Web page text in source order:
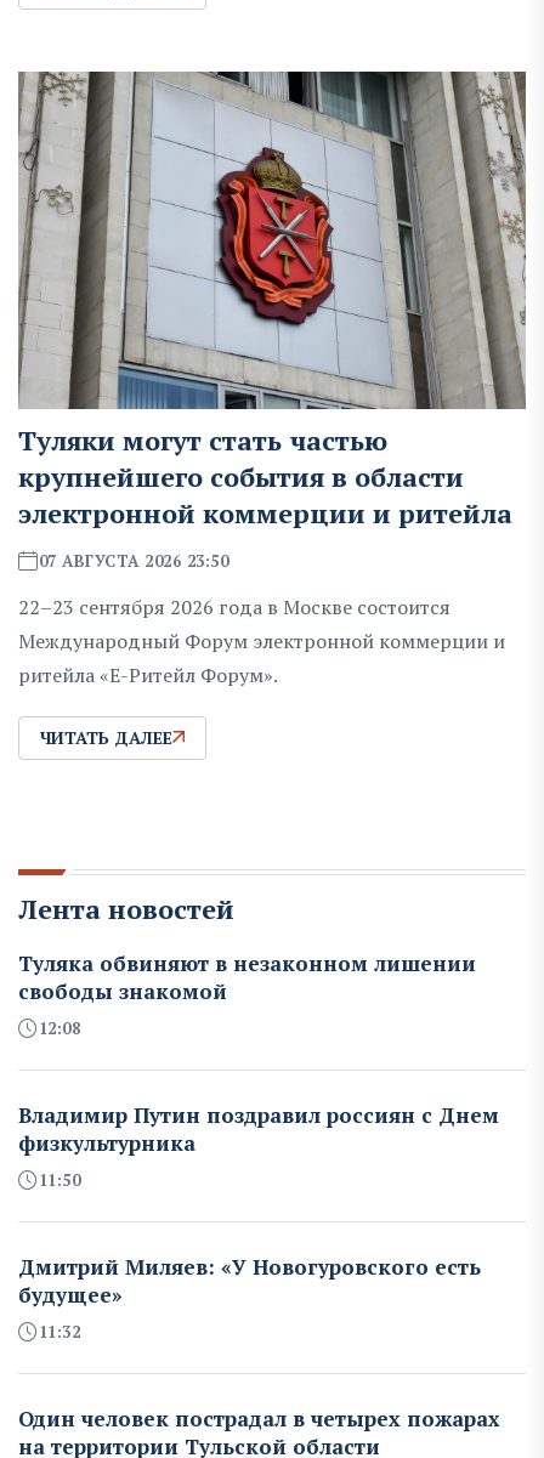
Туляки могут стать частью
крупнейшего события в области
электронной коммерции и ритейла
07 АВГУСТА 2026 23:50
22–23 сентября 2026 года в Москве состоится
Международный Форум электронной коммерции и
ритейла «Е-Ритейл Форум».
ЧИТАТЬ ДАЛЕЕ
Лента новостей
Туляка обвиняют в незаконном лишении
свободы знакомой
12:08
Владимир Путин поздравил россиян с Днем
физкультурника
11:50
Дмитрий Миляев: «У Новогуровского есть
будущее»
11:32
Один человек пострадал в четырех пожарах
на территории Тульской области